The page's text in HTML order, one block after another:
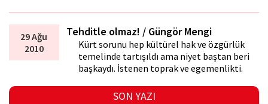
29 Ağu
2010
Tehditle olmaz! / Güngör Mengi
Kürt sorunu hep kültürel hak ve özgürlük
temelinde tartışıldı ama niyet baştan beri
başkaydı. İstenen toprak ve egemenlikti.
SON YAZI